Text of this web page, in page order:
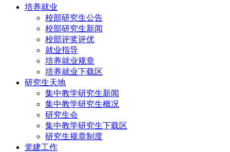
培养就业
校部研究生公告
校部研究生新闻
校部评奖评优
就业指导
培养就业规章
培养就业下载区
研究生天地
集中教学研究生新闻
集中教学研究生概况
研究生会
集中教学研究生下载区
研究生规章制度
党建工作